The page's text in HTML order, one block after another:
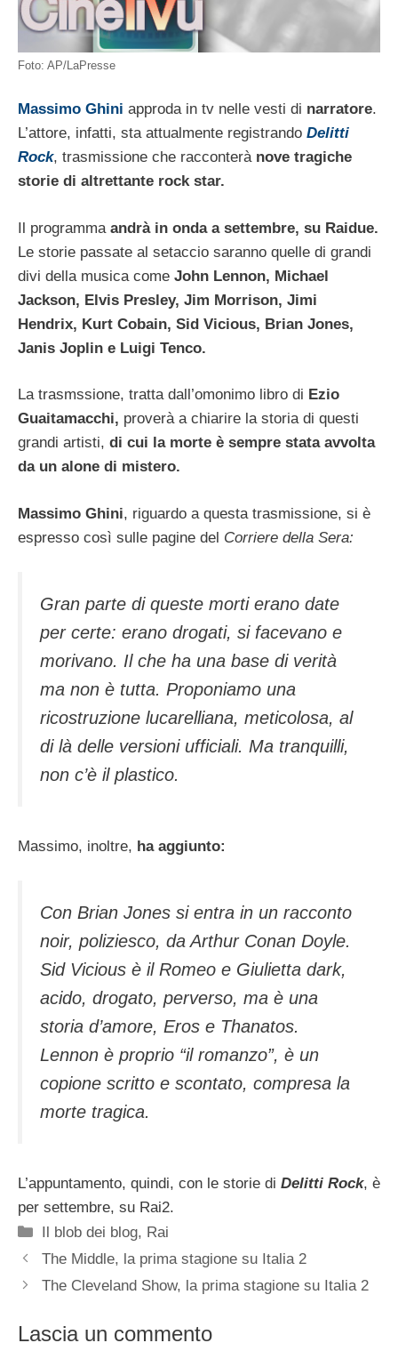
Foto: AP/LaPresse
Massimo Ghini approda in tv nelle vesti di narratore.
L’attore, infatti, sta attualmente registrando Delitti
Rock, trasmissione che racconterà nove tragiche
storie di altrettante rock star.
Il programma andrà in onda a settembre, su Raidue.
Le storie passate al setaccio saranno quelle di grandi
divi della musica come John Lennon, Michael
Jackson, Elvis Presley, Jim Morrison, Jimi
Hendrix, Kurt Cobain, Sid Vicious, Brian Jones,
Janis Joplin e Luigi Tenco.
La trasmssione, tratta dall’omonimo libro di Ezio
Guaitamacchi, proverà a chiarire la storia di questi
grandi artisti, di cui la morte è sempre stata avvolta
da un alone di mistero.
Massimo Ghini, riguardo a questa trasmissione, si è
espresso così sulle pagine del Corriere della Sera:
Gran parte di queste morti erano date
per certe: erano drogati, si facevano e
morivano. Il che ha una base di verità
ma non è tutta. Proponiamo una
ricostruzione lucarelliana, meticolosa, al
di là delle versioni ufficiali. Ma tranquilli,
non c’è il plastico.
Massimo, inoltre, ha aggiunto:
Con Brian Jones si entra in un racconto
noir, poliziesco, da Arthur Conan Doyle.
Sid Vicious è il Romeo e Giulietta dark,
acido, drogato, perverso, ma è una
storia d’amore, Eros e Thanatos.
Lennon è proprio “il romanzo”, è un
copione scritto e scontato, compresa la
morte tragica.
L’appuntamento, quindi, con le storie di Delitti Rock, è
per settembre, su Rai2.
Categorie
Il blob dei blog, Rai
The Middle, la prima stagione su Italia 2
The Cleveland Show, la prima stagione su Italia 2
Lascia un commento